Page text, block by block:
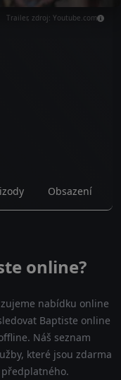
Trailer, zdroj: Youtube.com
Obsazení
online?
nabídku online
Baptiste online
Náš seznam
které jsou zdarma